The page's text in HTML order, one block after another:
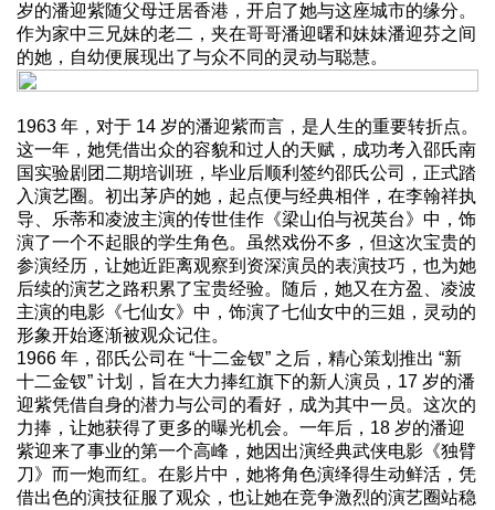
岁的潘迎紫随父母迁居香港，开启了她与这座城市的缘分。
作为家中三兄妹的老二，夹在哥哥潘迎曙和妹妹潘迎芬之间
的她，自幼便展现出了与众不同的灵动与聪慧。
1963 年，对于 14 岁的潘迎紫而言，是人生的重要转折点。
这一年，她凭借出众的容貌和过人的天赋，成功考入邵氏南
国实验剧团二期培训班，毕业后顺利签约邵氏公司，正式踏
入演艺圈。初出茅庐的她，起点便与经典相伴，在李翰祥执
导、乐蒂和凌波主演的传世佳作《梁山伯与祝英台》中，饰
演了一个不起眼的学生角色。虽然戏份不多，但这次宝贵的
参演经历，让她近距离观察到资深演员的表演技巧，也为她
后续的演艺之路积累了宝贵经验。随后，她又在方盈、凌波
主演的电影《七仙女》中，饰演了七仙女中的三姐，灵动的
形象开始逐渐被观众记住。
1966 年，邵氏公司在 “十二金钗” 之后，精心策划推出 “新
十二金钗” 计划，旨在大力捧红旗下的新人演员，17 岁的潘
迎紫凭借自身的潜力与公司的看好，成为其中一员。这次的
力捧，让她获得了更多的曝光机会。一年后，18 岁的潘迎
紫迎来了事业的第一个高峰，她因出演经典武侠电影《独臂
刀》而一炮而红。在影片中，她将角色演绎得生动鲜活，凭
借出色的演技征服了观众，也让她在竞争激烈的演艺圈站稳